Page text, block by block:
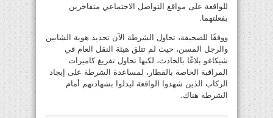
للواقعة على مواقع التواصل الاجتماعي متفاخرين
بفعلتهما.
ووفقًا للصحيفة، تحاول الشرطة الآن تحديد هوية الشابين
والرجل المسن، حيث لم تتلق هيئة النقل العام في
شيكاغو بلاغًا بالحادث، لكنها تحاول تفريغ كاميرات
المراقبة الخاصة بالقطار، لمساعدة الشرطة على إيجاد
الركاب الذين شهدوا الواقعة ليدلوا بشهادتهم أمام
الشرطة هناك.